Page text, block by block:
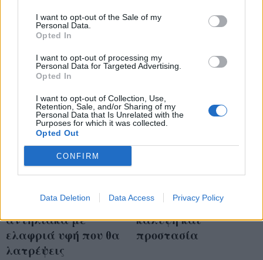
I want to opt-out of the Sale of my
Personal Data.
Opted In
I want to opt-out of processing my
Personal Data for Targeted Advertising.
Opted In
I want to opt-out of Collection, Use,
Retention, Sale, and/or Sharing of my
Personal Data that Is Unrelated with the
Purposes for which it was collected.
Opted Out
CONFIRM
Data Deletion Data Access Privacy Policy
Ναι, πρέπει να
φοράς αντηλιακό και
με συννεφιά! 7
αντηλιακά με
ελαφριά υφή που θα
λατρέψεις
7 ελαφριά
αντηλιακά με χρώμα
για ομοιόμορφη
κάλυψη και
προστασία